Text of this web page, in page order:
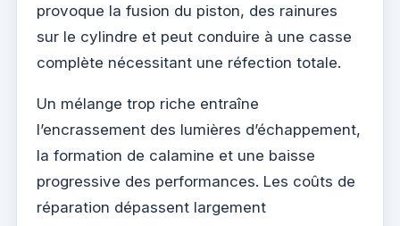
provoque la fusion du piston, des rainures
sur le cylindre et peut conduire à une casse
complète nécessitant une réfection totale.
Un mélange trop riche entraîne
l’encrassement des lumières d’échappement,
la formation de calamine et une baisse
progressive des performances. Les coûts de
réparation dépassent largement